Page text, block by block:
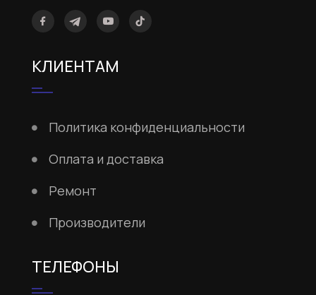
КЛИЕНТАМ
Политика конфиденциальности
Оплата и доставка
Ремонт
Производители
ТЕЛЕФОНЫ